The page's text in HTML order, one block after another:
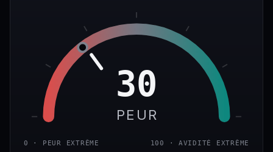
30
PEUR
0 · PEUR EXTRÊME 100 · AVIDITÉ EXTRÊME